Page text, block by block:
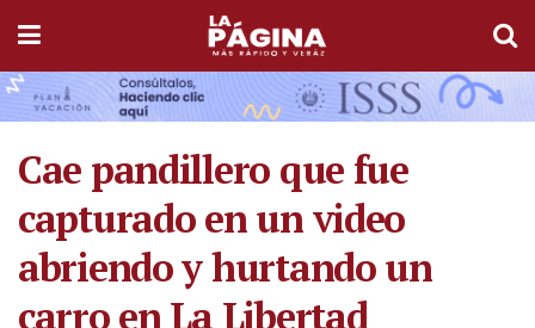
Cae pandillero que fue
capturado en un video
abriendo y hurtando un
carro en La Libertad